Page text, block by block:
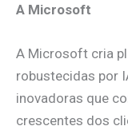
A Microsoft
A Microsoft cria
robustecidas por
inovadoras que
crescentes dos